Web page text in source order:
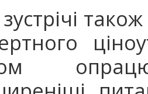
зустрічі